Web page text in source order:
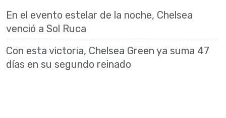
En el evento estelar de la noche, Chelsea
venció a Sol Ruca
Con esta victoria, Chelsea Green ya suma 47
días en su segundo reinado